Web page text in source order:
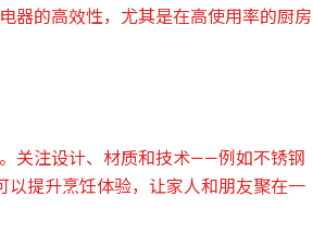
器的高效性，尤其是在高使用率的厨房
关注设计、材质和技术——例如不锈钢
提升烹饪体验，让家人和朋友聚在一